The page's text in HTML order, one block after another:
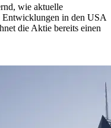
wie aktuelle
Entwicklungen in den USA
die Aktie bereits einen